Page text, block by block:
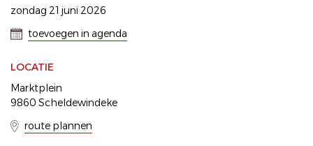
zondag 21 juni 2026
toevoegen in agenda
LOCATIE
Marktplein
9860 Scheldewindeke
route plannen